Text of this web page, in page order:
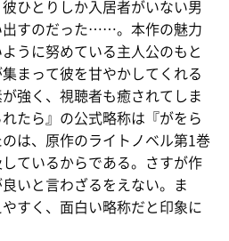
ひとりしか入居者がいない男
出すのだった……。本作の魅力
うに努めている主人公のもと
まって彼を甘やかしてくれる
強く、視聴者も癒されてしま
たら』の公式略称は『がをら
は、原作のライトノベル第1巻
ているからである。さすが作
いと言わざるをえない。ま
すく、面白い略称だと印象に